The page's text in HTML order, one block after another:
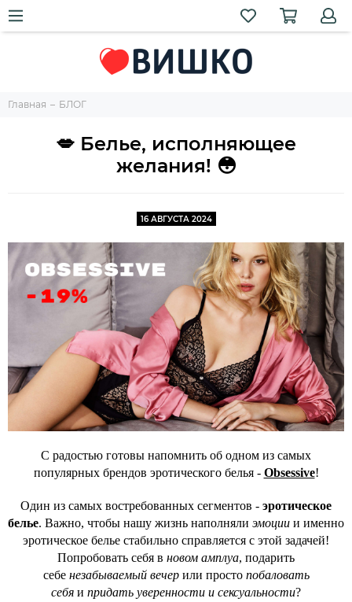
Главная БЛОГ
💋 Белье, исполняющее
желания! 😳
16 АВГУСТА 2024
С радостью готовы напомнить об одном из самых
популярных брендов эротического белья - Obsessive!
Один из самых востребованных сегментов - эротическое
белье. Важно, чтобы нашу жизнь наполняли эмоции и именно
эротическое белье стабильно справляется с этой задачей!
Попробовать себя в новом амплуа, подарить
себе незабываемый вечерили просто побаловать
себя и придать уверенности и сексуальности?